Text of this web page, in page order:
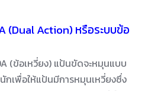
(Dual Action) หรือระบบข้อ
(ข้อเหวี่ยง) แป้นขัดจะหมุนแบบ
กเพื่อให้แป้นมีการหมุนเหวี่ยงซึ่ง